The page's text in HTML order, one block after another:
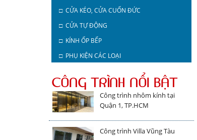
□ CỬA KÉO, CỬA CUỐN ĐỨC
□ CỬA TỰ ĐỘNG
□ KÍNH ỐP BẾP
□ PHỤ KIỆN CÁC LOẠI
CÔNG TRÌNH NỔI BẬT
Công trình nhôm kính tại
Quận 1, TP.HCM
Công trình Villa Vũng Tàu